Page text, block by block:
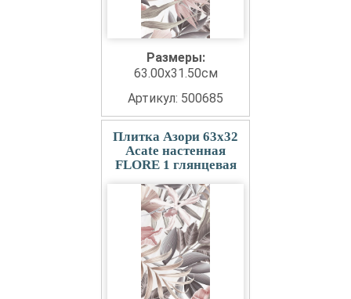
Размеры:
63.00x31.50см
Артикул: 500685
Плитка Азори 63x32
Acate настенная
FLORE 1 глянцевая